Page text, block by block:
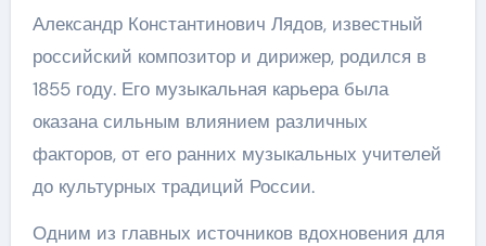
Александр Константинович Лядов, известный
российский композитор и дирижер, родился в
1855 году. Его музыкальная карьера была
оказана сильным влиянием различных
факторов, от его ранних музыкальных учителей
до культурных традиций России.
Одним из главных источников вдохновения для